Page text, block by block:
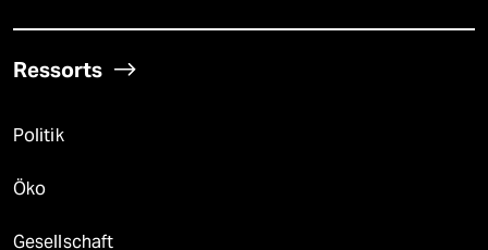
Ressorts
Politik
Öko
Gesellschaft